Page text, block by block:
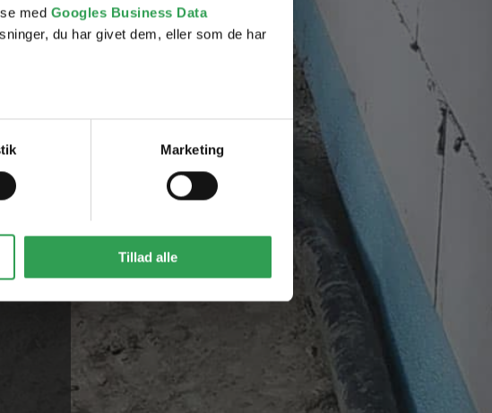
med Googles Business Data
du har givet dem, eller som de har
Marketing
Tillad alle